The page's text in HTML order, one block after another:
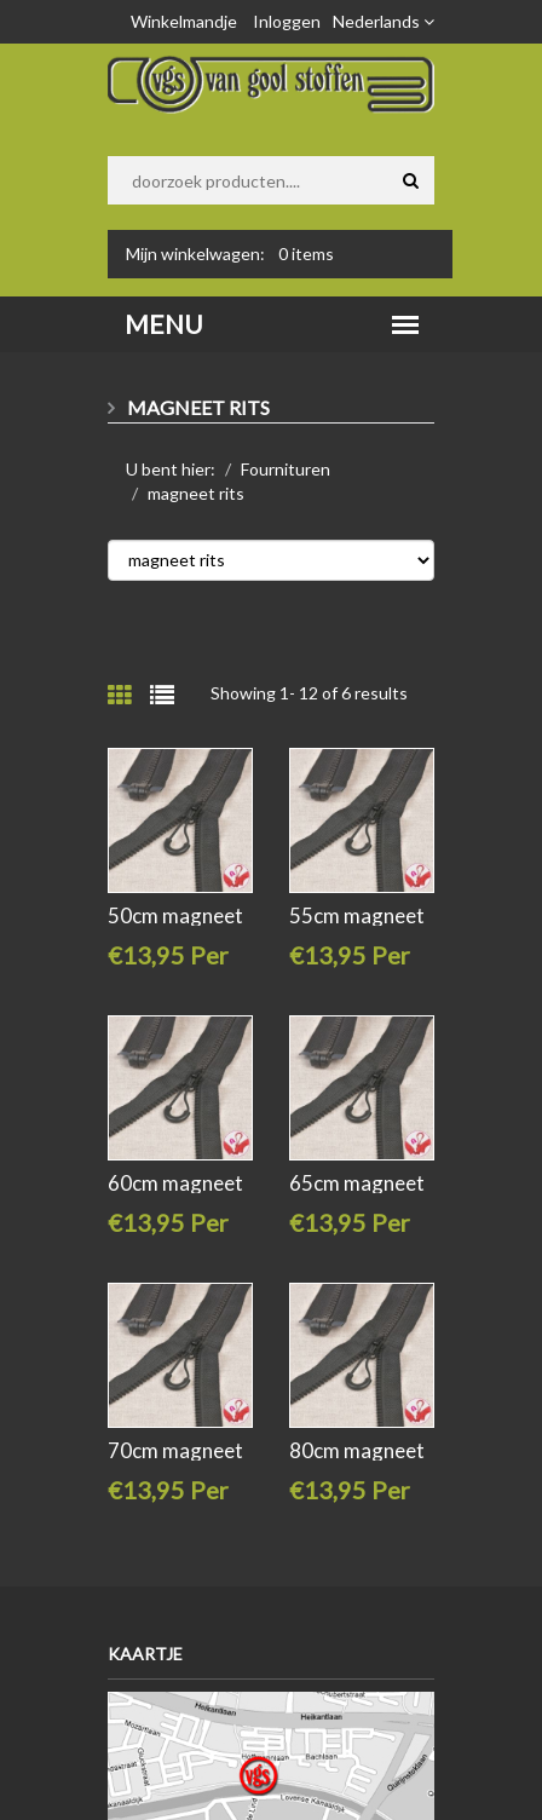
Nederlands
Winkelmandje Inloggen
Mijn winkelwagen: 0items
MAGNEET RITS
U bent hier:
Fournituren
magneet rits
Showing 1- 12 of 6 results
50cm magneet
€13,95 Per
55cm magneet
€13,95 Per
60cm magneet
€13,95 Per
65cm magneet
€13,95 Per
70cm magneet
€13,95 Per
80cm magneet
€13,95 Per
KAARTJE